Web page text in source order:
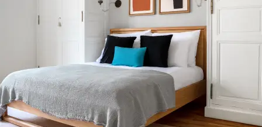
Crescent Beach 숙박 만족도 높이
기